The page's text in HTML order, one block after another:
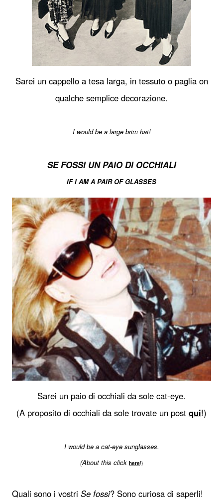
Sarei un cappello a tesa larga, in tessuto o paglia on
qualche semplice decorazione.
I would be a large brim hat!
SE FOSSI UN PAIO DI OCCHIALI
IF I AM A PAIR OF GLASSES
Sarei un paio di occhiali da sole cat-eye.
(A proposito di occhiali da sole trovate un post qui!)
I would be a cat-eye sunglasses.
(About this click here!)
Quali sono i vostri Se fossi? Sono curiosa di saperli!